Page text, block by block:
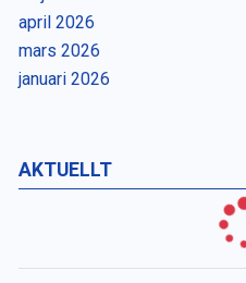
april 2026
mars 2026
januari 2026
AKTUELLT